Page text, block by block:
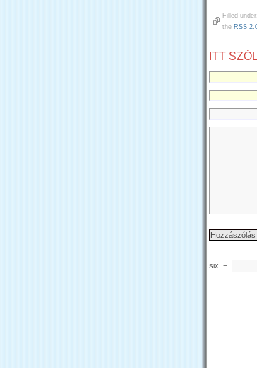
Filled under:
the RSS
ITT
six −